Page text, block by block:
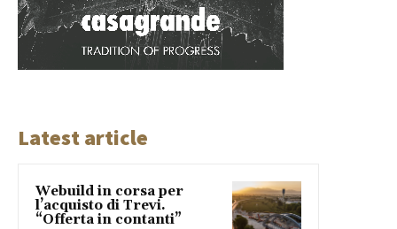
Latest article
Webuild in corsa per
l’acquisto di Trevi.
“Offerta in contanti”